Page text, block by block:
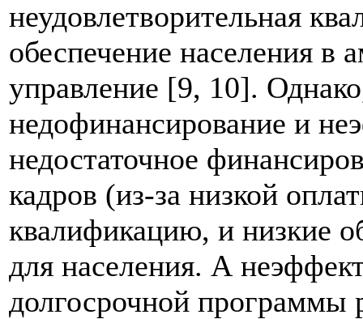
неудовлетворительная
обеспечение населения в
управление [9, 10].
недофинансирование и
недостаточное
кадров (из-за низкой
квалификацию, и низкие
для населения. А
долгосрочной программы